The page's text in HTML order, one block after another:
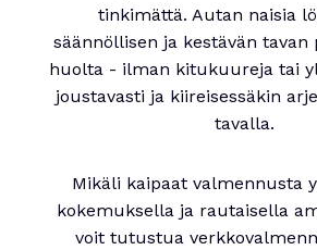
tinkimättä. Autan naisia
säännöllisen ja kestävän tavan
huolta - ilman kitukuureja tai
joustavasti ja kiireisessäkin
tavalla.
Mikäli kaipaat valmennusta
kokemuksella ja rautaisella
voit tutustua